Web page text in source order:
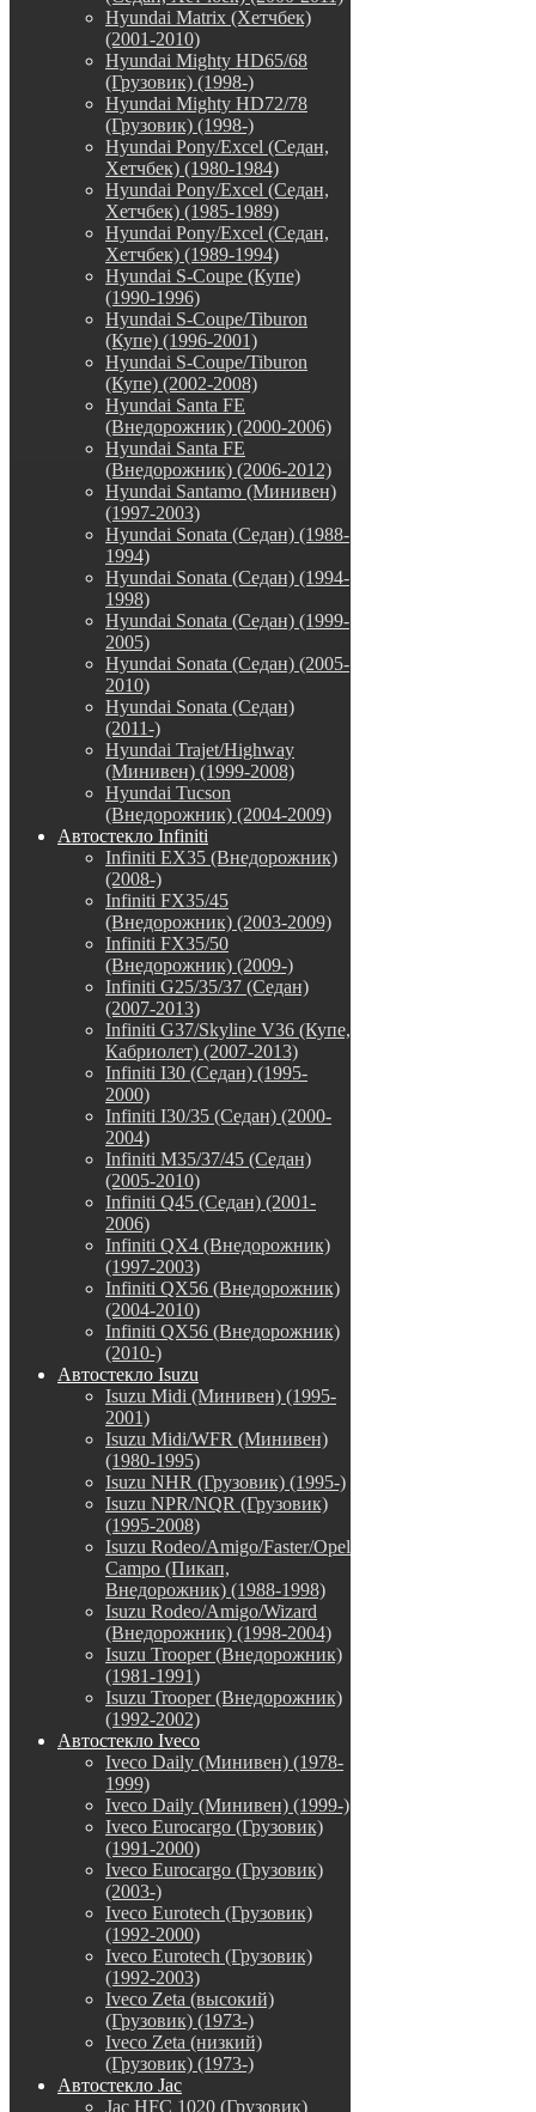
Hyundai Matrix (Хетчбек)
(2001-2010)
Hyundai Mighty HD65/68
(Грузовик) (1998-)
Hyundai Mighty HD72/78
(Грузовик) (1998-)
Hyundai Pony/Excel (Седан,
Хетчбек) (1980-1984)
Hyundai Pony/Excel (Седан,
Хетчбек) (1985-1989)
Hyundai Pony/Excel (Седан,
Хетчбек) (1989-1994)
Hyundai S-Coupe (Купе)
(1990-1996)
Hyundai S-Coupe/Tiburon
(Купе) (1996-2001)
Hyundai S-Coupe/Tiburon
(Купе) (2002-2008)
Hyundai Santa FE
(Внедорожник) (2000-2006)
Hyundai Santa FE
(Внедорожник) (2006-2012)
Hyundai Santamo (Минивен)
(1997-2003)
Hyundai Sonata (Седан) (1988-
1994)
Hyundai Sonata (Седан) (1994-
1998)
Hyundai Sonata (Седан) (1999-
2005)
Hyundai Sonata (Седан) (2005-
2010)
Hyundai Sonata (Седан)
(2011-)
Hyundai Trajet/Highway
(Минивен) (1999-2008)
Hyundai Tucson
(Внедорожник) (2004-2009)
Автостекло Infiniti
Infiniti EX35 (Внедорожник)
(2008-)
Infiniti FX35/45
(Внедорожник) (2003-2009)
Infiniti FX35/50
(Внедорожник) (2009-)
Infiniti G25/35/37 (Седан)
(2007-2013)
Infiniti G37/Skyline V36 (Купе,
Кабриолет) (2007-2013)
Infiniti I30 (Седан) (1995-
2000)
Infiniti I30/35 (Седан) (2000-
2004)
Infiniti M35/37/45 (Седан)
(2005-2010)
Infiniti Q45 (Седан) (2001-
2006)
Infiniti QX4 (Внедорожник)
(1997-2003)
Infiniti QX56 (Внедорожник)
(2004-2010)
Infiniti QX56 (Внедорожник)
(2010-)
Автостекло Isuzu
Isuzu Midi (Минивен) (1995-
2001)
Isuzu Midi/WFR (Минивен)
(1980-1995)
Isuzu NHR (Грузовик) (1995-)
Isuzu NPR/NQR (Грузовик)
(1995-2008)
Isuzu Rodeo/Amigo/Faster/Opel
Campo (Пикап,
Внедорожник) (1988-1998)
Isuzu Rodeo/Amigo/Wizard
(Внедорожник) (1998-2004)
Isuzu Trooper (Внедорожник)
(1981-1991)
Isuzu Trooper (Внедорожник)
(1992-2002)
Автостекло Iveco
Iveco Daily (Минивен) (1978-
1999)
Iveco Daily (Минивен) (1999-)
Iveco Eurocargo (Грузовик)
(1991-2000)
Iveco Eurocargo (Грузовик)
(2003-)
Iveco Eurotech (Грузовик)
(1992-2000)
Iveco Eurotech (Грузовик)
(1992-2003)
Iveco Zeta (высокий)
(Грузовик) (1973-)
Iveco Zeta (низкий)
(Грузовик) (1973-)
Автостекло Jac
Jac HFC 1020 (Грузовик)